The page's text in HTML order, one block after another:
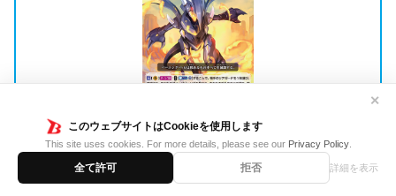
このウェブサイトはCookieを使用します
This site uses cookies. For more details, please see our Privacy Policy.
全て許可 拒否 詳細を表示
✕
V-BT01/033